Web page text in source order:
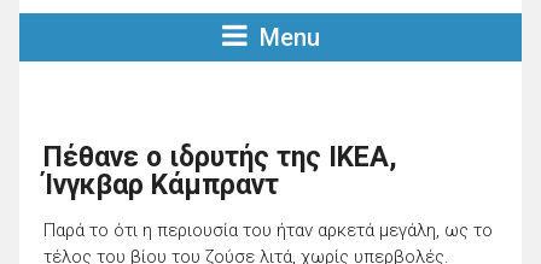
Menu
Πέθανε ο ιδρυτής της IKEA,
Ίνγκβαρ Κάμπραντ
Παρά το ότι η περιουσία του ήταν αρκετά μεγάλη, ως το
τέλος του βίου του ζούσε λιτά, χωρίς υπερβολές.